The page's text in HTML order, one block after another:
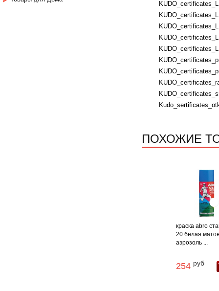
ПОХОЖИЕ
краска abro
20 белая
аэрозоль ...
254 руб